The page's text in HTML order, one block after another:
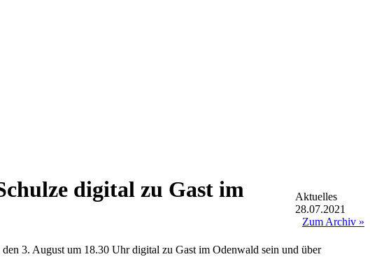
Aktuelles
28.07.2021
Zum Archiv »
digital zu Gast im
3. August um 18.30 Uhr digital zu Gast im Odenwald sein und über